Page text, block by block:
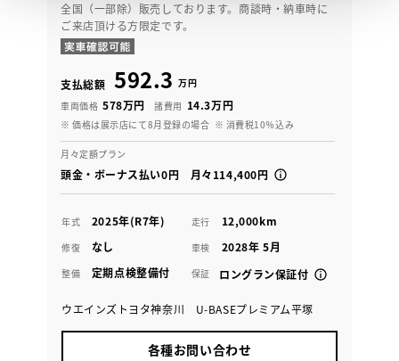
全国（一部除）販売しております。商談時・納車時に
ご来店頂ける方限定です。
支払総額 592.3 万円
車両価格 578万円 諸費用 14.3万円
※ 価格は展示店にて8月登録の場合 ※ 消費税10％込み
月々定額プラン
頭金・ボーナス払い0円 月々114,400円
年式 2025年(R7年) 走行 12,000km
修復 なし 車検 2028年 5月
整備 定期点検整備付 保証 ロングラン保証付
ウエインズトヨタ神奈川 U-BASEプレミアム平塚
各種お問い合わせ